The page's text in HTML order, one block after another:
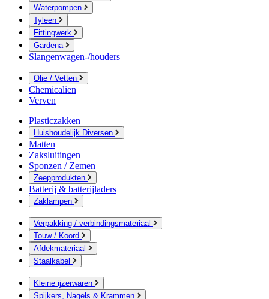
Waterpompen
Tyleen
Fittingwerk
Gardena
Slangenwagen-/houders
Olie / Vetten
Chemicalien
Verven
Plasticzakken
Huishoudelijk Diversen
Matten
Zaksluitingen
Sponzen / Zemen
Zeepprodukten
Batterij & batterijladers
Zaklampen
Verpakking-/ verbindingsmateriaal
Touw / Koord
Afdekmateriaal
Staalkabel
Kleine ijzerwaren
Spijkers, Nagels & Krammen